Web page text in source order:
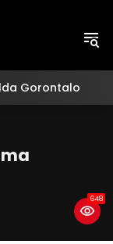
Gorontalo
648